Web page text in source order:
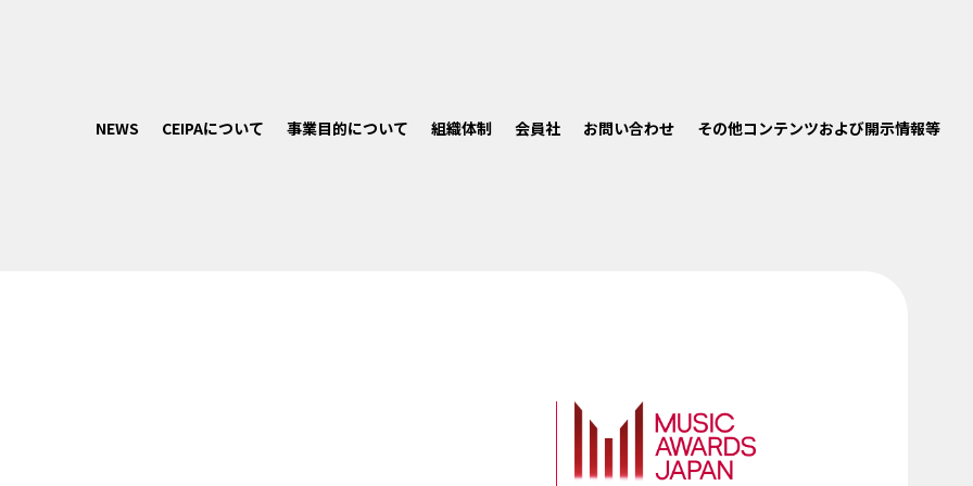
NEWS CEIPAについて 事業目的について 組織体制 会員社 お問い合わせ その他コンテンツおよび開示情報等